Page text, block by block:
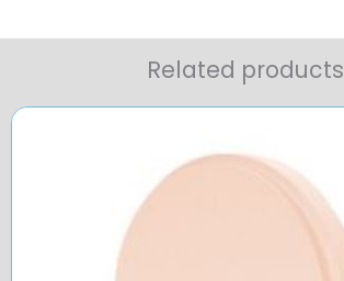
Related products
Price
$237,55